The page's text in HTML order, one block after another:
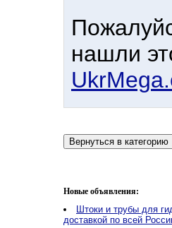
нашли
Новые объявления:
Штоки и трубы для
доставкой по всей